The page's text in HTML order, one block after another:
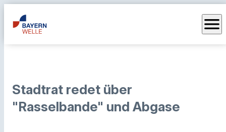
menu
Stadtrat redet über
"Rasselbande" und Abgase